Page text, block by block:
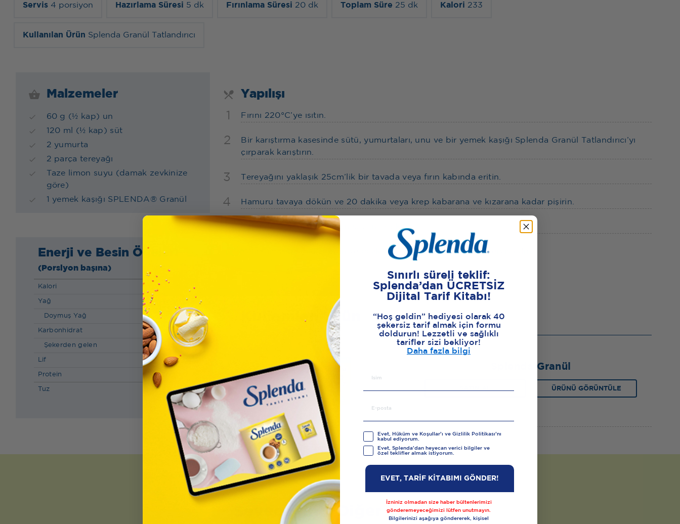
Servis 4 porsiyon Hazırlama Süresi 5 dk Fırınlama Süresi 20 dk Toplam Süre 25 dk Kalori 233
Kullanılan Ürün Splenda Granül Tatlandırıcı
Malzemeler
60 g (½ kap) un
120 ml (½ kap) süt
2 yumurta
2 parça tereyağı
Taze limon suyu (damak zevkinize
göre)
1 yemek kaşığı SPLENDA® Granül
Enerji ve Besin Öğeleri
(Porsiyon başına)
Kalori 233 kcal
Yağ 12.60 g
Doymuş Yağ 6.50 g
Karbonhidrat 23.60 g
Şekerden gelen 1.50 g
Lif 0.50 g
Protein
Tuz 0.10 g
Yapılışı
1 Fırını 220°C’ye ısıtın.
2
Bir karıştırma kasesinde sütü, yumurtaları, unu ve bir yemek kaşığı Splenda Granül Tatlandırıcı’yı
çırparak karıştırın.
3 Tereyağını yaklaşık 25cm’lik bir tavada veya fırın kabında eritin.
4 Hamuru tavaya dökün ve 20 dakika veya krep kabarana ve kızarana kadar pişirin.
5 Splenda Granül’ü ve limon suyunu dökün.
Yanmamasına dikkat edin ve ocaktan aldıktan hemen sonra servis edin.
Kullanılan Ürün
Splenda Granül
ÜRÜNÜ GÖRÜNTÜLE
Seveceğiniz Diğer Tarifler
Sınırlı süreli teklif:
Splenda’dan ÜCRETSİZ
Dijital Tarif Kitabı!
“Hoş geldin” hediyesi olarak 40
şekersiz tarif almak için formu
doldurun! Lezzetli ve sağlıklı
tarifler sizi bekliyor!
Daha fazla bilgi
Evet, Hüküm ve Koşullar’ı ve Gizlilik Politikası’nı
kabul ediyorum.
Evet, Splenda'dan heyecan verici bilgiler ve
özel teklifler almak istiyorum.
EVET, TARİF KİTABIMI GÖNDER!
İzniniz olmadan size haber bültenlerimizi
gönderemeyeceğimizi lütfen unutmayın.
Bilgilerinizi aşağıya göndererek, kişisel